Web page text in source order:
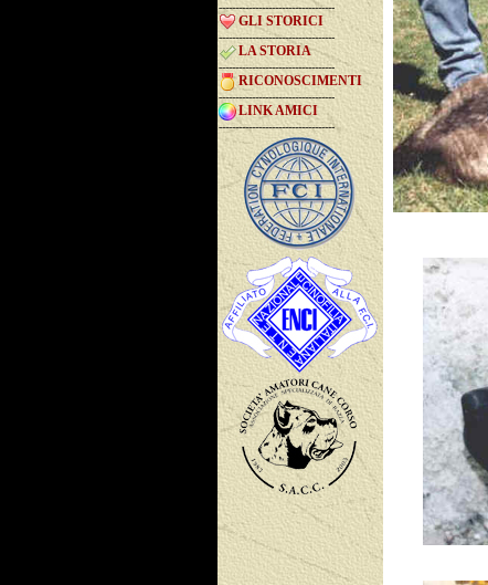
-----------------------------------
GLI STORICI
-----------------------------------
LA STORIA
-----------------------------------
RICONOSCIMENTI
-----------------------------------
LINK AMICI
-----------------------------------